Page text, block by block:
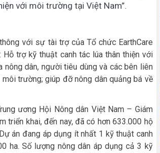
với môi trường tại Việt Nam”.
với sự tài trợ của Tổ chức EarthCare
trợ kỹ thuật canh tác lúa thân thiện với
nông dân, người tiêu dùng và các bên liên
trường; giúp đỡ nông dân quảng bá về
ương Hội Nông dân Việt Nam – Giám
triển khai, đến nay, đã có hơn 633.000 hộ
án đang áp dụng ít nhất 1 kỹ thuật canh
ha. Số lượng nông dân áp dụng cả 3 kỹ